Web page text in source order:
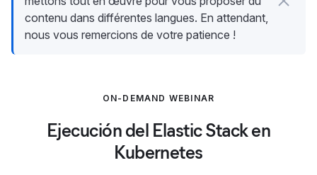
contenu dans différentes langues. En attendant,
nous vous remercions de votre patience !
ON-DEMAND WEBINAR
Ejecución del Elastic Stack en
Kubernetes